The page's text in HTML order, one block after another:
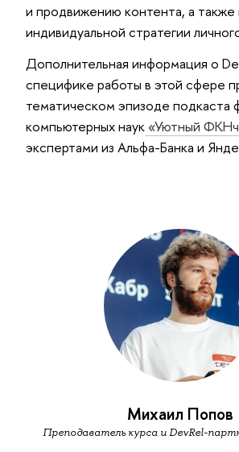
и продвижению контента, а также
индивидуальной стратегии
Дополнительная информация о
специфике работы в этой сфере
тематическом эпизоде подкаста
компьютерных наук «Уютный
экспертами из Альфа-Банка и
Михаил Попов
Преподаватель курса и DevRel-